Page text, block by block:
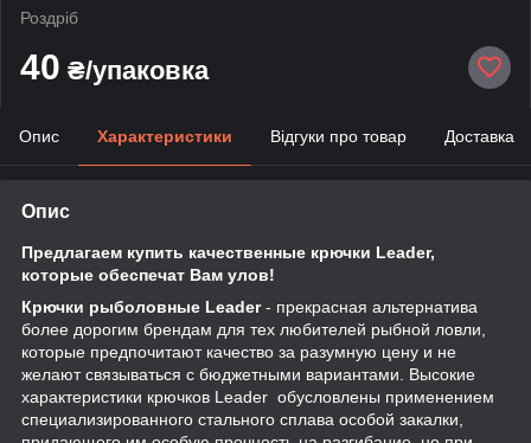
Роздріб
40 ₴/упаковка
Опис Характеристики Відгуки про товар Доставка
Опис
Предлагаем купить качественные крючки Leader,
которые обеспечат Вам улов!
Крючки рыболовные Leader- прекрасная альтернатива
более дорогим брендам для тех любителей рыбной ловли,
которые предпочитают качество за разумную цену и не
желают связываться с бюджетными вариантами. Высокие
характеристики крючков Leader обусловлены применением
специализированного стального сплава особой закалки,